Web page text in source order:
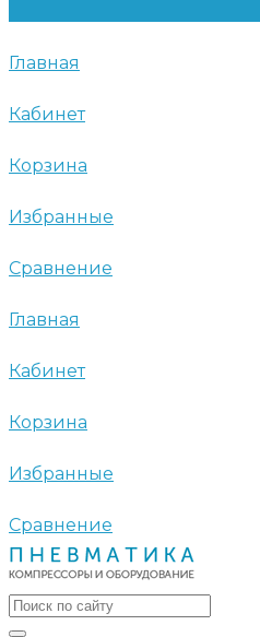
Главная
Кабинет
Корзина
Избранные
Сравнение
Главная
Кабинет
Корзина
Избранные
Сравнение